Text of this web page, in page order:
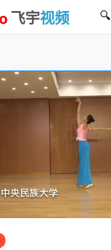
飞宇视频 🔍